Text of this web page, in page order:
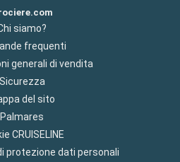
siamo?
frequenti
generali di vendita
Sicurezza
del sito
Palmares
CRUISELINE
protezione dati personali